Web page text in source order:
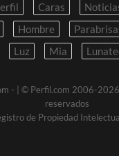
Caras
Hombre
Luz Mia
-
| © Perfil.com 2006-
reservados
de Propiedad